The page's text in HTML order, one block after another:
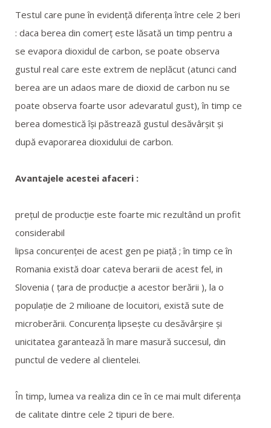
Testul care pune în evidenţă diferenţa între cele 2 beri
: daca berea din comerţ este lăsată un timp pentru a
se evapora dioxidul de carbon, se poate observa
gustul real care este extrem de neplăcut (atunci cand
berea are un adaos mare de dioxid de carbon nu se
poate observa foarte usor adevaratul gust), în timp ce
berea domestică îşi păstrează gustul desăvârşit şi
după evaporarea dioxidului de carbon.
Avantajele acestei afaceri :
preţul de producţie este foarte mic rezultând un profit
considerabil
lipsa concurenţei de acest gen pe piaţă ; în timp ce în
Romania există doar cateva berarii de acest fel, in
Slovenia ( ţara de producţie a acestor berării ), la o
populaţie de 2 milioane de locuitori, există sute de
microberării. Concurenţa lipseşte cu desăvârşire şi
unicitatea garantează în mare masură succesul, din
punctul de vedere al clientelei.
În timp, lumea va realiza din ce în ce mai mult diferenţa
de calitate dintre cele 2 tipuri de bere.